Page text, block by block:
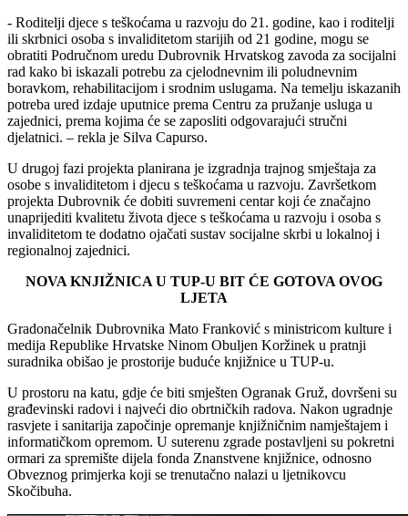
- Roditelji djece s teškoćama u razvoju do 21. godine, kao i roditelji
ili skrbnici osoba s invaliditetom starijih od 21 godine, mogu se
obratiti Područnom uredu Dubrovnik Hrvatskog zavoda za socijalni
rad kako bi iskazali potrebu za cjelodnevnim ili poludnevnim
boravkom, rehabilitacijom i srodnim uslugama. Na temelju iskazanih
potreba ured izdaje uputnice prema Centru za pružanje usluga u
zajednici, prema kojima će se zaposliti odgovarajući stručni
djelatnici. – rekla je Silva Capurso.
U drugoj fazi projekta planirana je izgradnja trajnog smještaja za
osobe s invaliditetom i djecu s teškoćama u razvoju. Završetkom
projekta Dubrovnik će dobiti suvremeni centar koji će značajno
unaprijediti kvalitetu života djece s teškoćama u razvoju i osoba s
invaliditetom te dodatno ojačati sustav socijalne skrbi u lokalnoj i
regionalnoj zajednici.
NOVA KNJIŽNICA U TUP-U BIT ĆE GOTOVA OVOG
LJETA
Gradonačelnik Dubrovnika Mato Franković s ministricom kulture i
medija Republike Hrvatske Ninom Obuljen Koržinek u pratnji
suradnika obišao je prostorije buduće knjižnice u TUP-u.
U prostoru na katu, gdje će biti smješten Ogranak Gruž, dovršeni su
građevinski radovi i najveći dio obrtničkih radova. Nakon ugradnje
rasvjete i sanitarija započinje opremanje knjižničnim namještajem i
informatičkom opremom. U suterenu zgrade postavljeni su pokretni
ormari za spremište dijela fonda Znanstvene knjižnice, odnosno
Obveznog primjerka koji se trenutačno nalazi u ljetnikovcu
Skočibuha.